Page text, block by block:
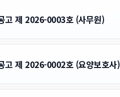
고 제 2026-0003호 (사무원)
고 제 2026-0002호 (요양보호사)